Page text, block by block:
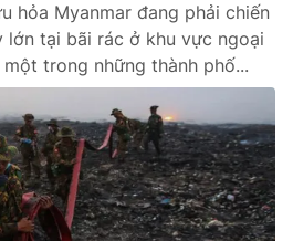
hỏa Myanmar đang phải chiến
lớn tại bãi rác ở khu vực ngoại
trong những thành phố...